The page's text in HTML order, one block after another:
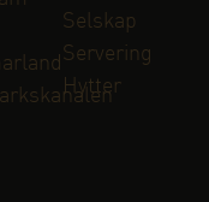
Selskap
Servering
Hytter